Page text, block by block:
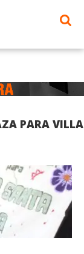
PARA VILLA